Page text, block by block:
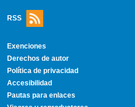
RSS
Exenciones
Derechos de autor
Política de privacidad
Accesibilidad
Pautas para enlaces